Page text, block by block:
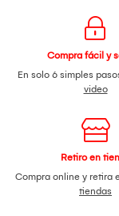
Compra fácil y
En solo 6 simples
video
Retiro en
Compra online y retira
tiendas